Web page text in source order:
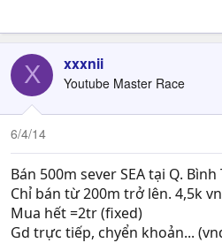
Thanks all
X xxxnii
Youtube Master Race
6/4/14
Bán 500m sever SEA tại Q.
Chỉ bán từ 200m trở lên. 4,5k
Mua hết =2tr (fixed)
Gd trực tiếp, chyển khoản...